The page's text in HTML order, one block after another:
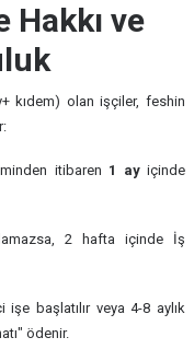
Hakkı ve
kıdem) olan işçiler, feshin
itibaren 1 ayiçinde
2 hafta içinde İş
başlatılır veya 4-8 aylık
ödenir.